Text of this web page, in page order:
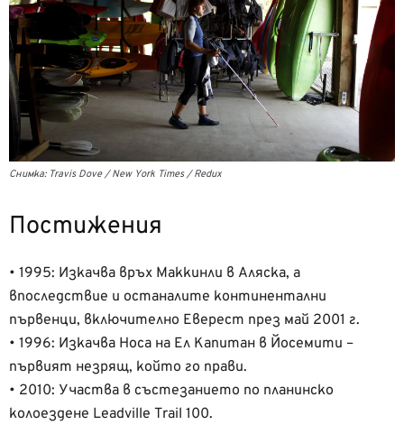
Снимка: Travis Dove / New York Times / Redux
Постижения
• 1995: Изкачва връх Маккинли в Аляска, а
впоследствие и останалите континентални
първенци, включително Еверест през май 2001 г.
• 1996: Изкачва Носа на Ел Капитан в Йосемити –
първият незрящ, който го прави.
• 2010: Участва в състезанието по планинско
колоездене Leadville Trail 100.